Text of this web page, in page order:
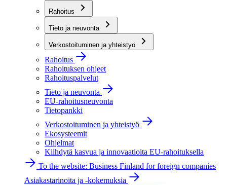
Rahoitus
Tieto ja neuvonta
Verkostoituminen ja yhteistyö
Rahoitus
Rahoituksen ohjeet
Rahoituspalvelut
Tieto ja neuvonta
EU-rahoitusneuvonta
Tietopankki
Verkostoituminen ja yhteistyö
Ekosysteemit
Ohjelmat
Kiihdytä kasvua ja innovaatioita EU-rahoituksella
To the website: Business Finland for foreign companies
Asiakastarinoita ja -kokemuksia